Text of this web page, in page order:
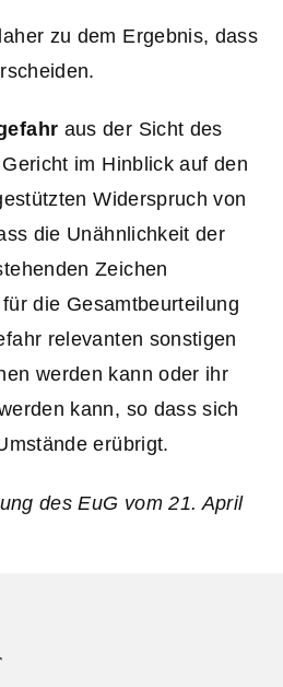
zu dem Ergebnis, dass
aus der Sicht des
im Hinblick auf den
Widerspruch von
die Unähnlichkeit der
Zeichen
die Gesamtbeurteilung
relevanten sonstigen
werden kann oder ihr
kann, so dass sich
erübrigt.
des EuG vom 21. April